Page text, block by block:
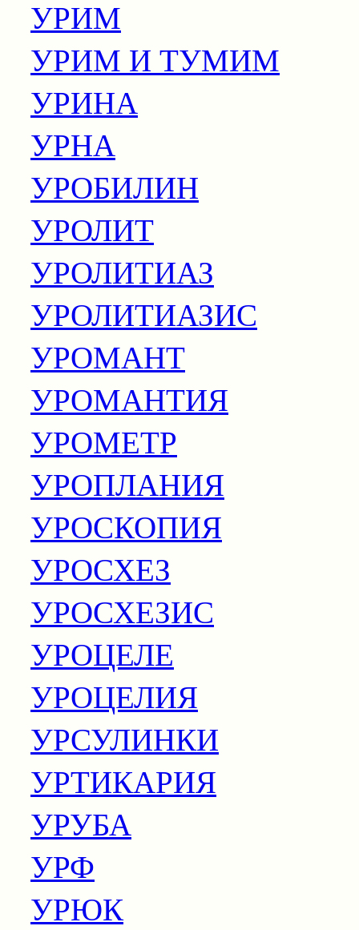
УРИМ
УРИМ И ТУМИМ
УРИНА
УРНА
УРОБИЛИН
УРОЛИТ
УРОЛИТИАЗ
УРОЛИТИАЗИС
УРОМАНТ
УРОМАНТИЯ
УРОМЕТР
УРОПЛАНИЯ
УРОСКОПИЯ
УРОСХЕЗ
УРОСХЕЗИС
УРОЦЕЛЕ
УРОЦЕЛИЯ
УРСУЛИНКИ
УРТИКАРИЯ
УРУБА
УРФ
УРЮК